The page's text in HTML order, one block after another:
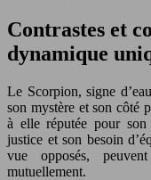
Contrastes et
dynamique
Le Scorpion, signe
son mystère et son côté
à elle réputée pour
justice et son besoin
vue opposés,
mutuellement.